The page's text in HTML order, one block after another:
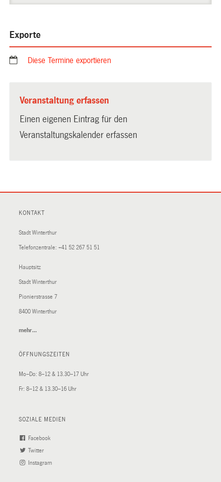
Exporte
Diese Termine exportieren
Veranstaltung erfassen
Einen eigenen Eintrag für den
Veranstaltungskalender erfassen
KONTAKT
Stadt Winterthur
Telefonzentrale: +41 52 267 51 51
Hauptsitz
Stadt Winterthur
Pionierstrasse 7
8400 Winterthur
mehr…
ÖFFNUNGSZEITEN
Mo–Do: 8–12 & 13.30–17 Uhr
Fr: 8–12 & 13.30–16 Uhr
SOZIALE MEDIEN
Facebook
Twitter
Link)
Instagram